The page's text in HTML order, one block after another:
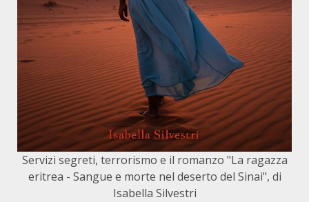
Servizi segreti, terrorismo e il romanzo "La ragazza
eritrea - Sangue e morte nel deserto del Sinai", di
Isabella Silvestri